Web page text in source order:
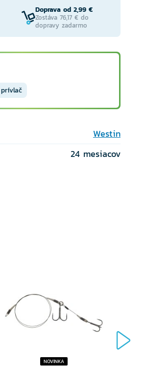
Doprava od 2,99 €
Zostáva 76,17 € do
dopravy zadarmo
Westin
24 mesiacov
NOVINKA